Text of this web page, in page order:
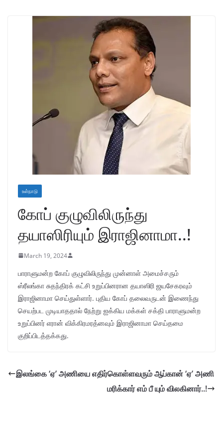
உள்நாடு
கோப் குழுவிலிருந்து
தயாஸிரியும் இராஜினாமா..!
March 19, 2024
பாராளுமன்ற கோப் குழுவிலிருந்து முன்னாள் அமைச்சரும்
ஸ்ரீலங்கா சுதந்திரக் கட்சி உறுப்பினரான தயாஸிரி ஜயசேகரவும்
இராஜினாமா செய்துள்ளார். புதிய கோப் தலைவருடன் இணைந்து
செயற்பட முடியாததால் நேற்று ஐக்கிய மக்கள் சக்தி பாராளுமன்ற
உறுப்பினர் எரான் விக்கிரமரத்னவும் இராஜினாமா செய்தமை
குறிப்பிடத்தக்கது.
இலங்கை ‘ஏ’ அணியை எதிர்கொள்ளவரும் ஆப்கான் ‘ஏ’ அணி
மரிக்கார் எம் பீ யும் விலகினார்..!